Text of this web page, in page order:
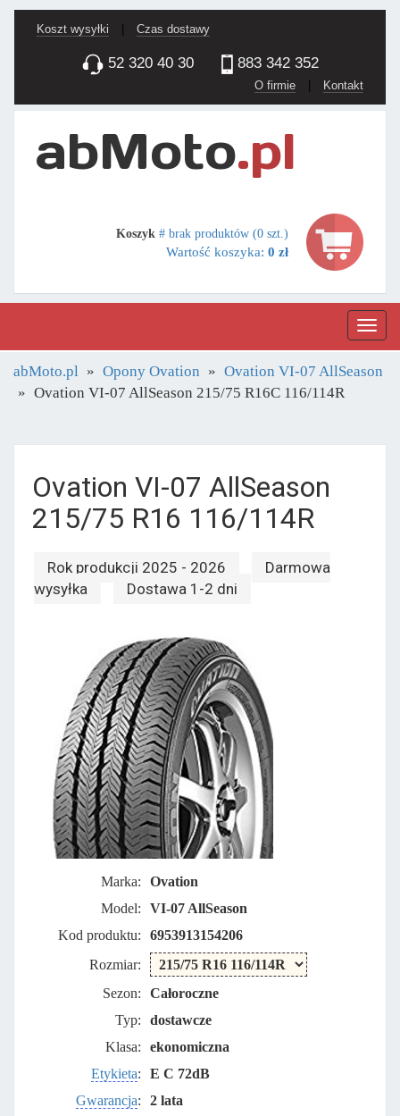
Koszt wysyłki Czas dostawy
52 320 40 30 883 342 352
O firmie | Kontakt
Koszyk # brak produktów (0 szt.)
Wartość koszyka: 0 zł
abMoto.pl Opony Ovation
Ovation VI-07 AllSeason
Ovation VI-07 AllSeason 215/75 R16C 116/114R
Ovation VI-07 AllSeason
215/75 R16 116/114R
Rok produkcji 2025 - 2026
Darmowa
wysyłka
Dostawa 1-2 dni
Marka:
Ovation
Model:
VI-07 AllSeason
Kod produktu:
6953913154206
Rozmiar:
Sezon:
Całoroczne
Typ:
dostawcze
Klasa:
ekonomiczna
Etykieta:
E C 72dB
Gwarancja:
2 lata